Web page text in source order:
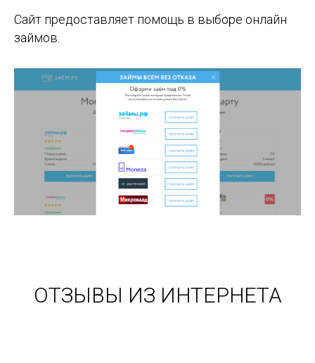
Сайт предоставляет помощь в выборе онлайн
займов.
ОТЗЫВЫ ИЗ ИНТЕРНЕТА